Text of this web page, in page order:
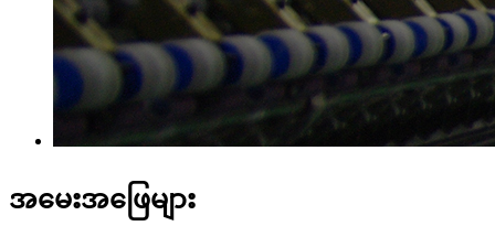
အမေးအဖြေများ